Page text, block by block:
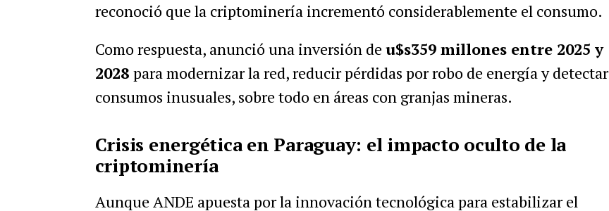
reconoció que la criptominería incrementó considerablemente el consumo.
Como respuesta, anunció una inversión de u$s359 millones entre 2025 y
2028 para modernizar la red, reducir pérdidas por robo de energía y detectar
consumos inusuales, sobre todo en áreas con granjas mineras.
Crisis energética en Paraguay: el impacto oculto de la
criptominería
Aunque ANDE apuesta por la innovación tecnológica para estabilizar el